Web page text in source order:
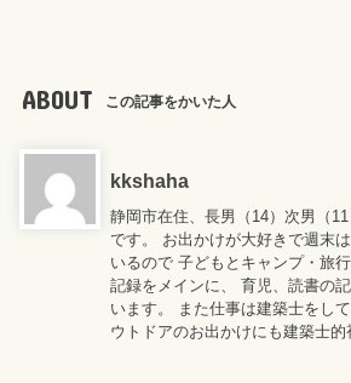
ABOUT この記事をかいた人
kkshaha
静岡市在住、長男（14）次男（
です。 お出かけが大好きで週末
いるので 子どもとキャンプ・旅
記録をメインに、 育児、読書の
います。 また仕事は建築士をし
ウトドアのお出かけにも建築士的